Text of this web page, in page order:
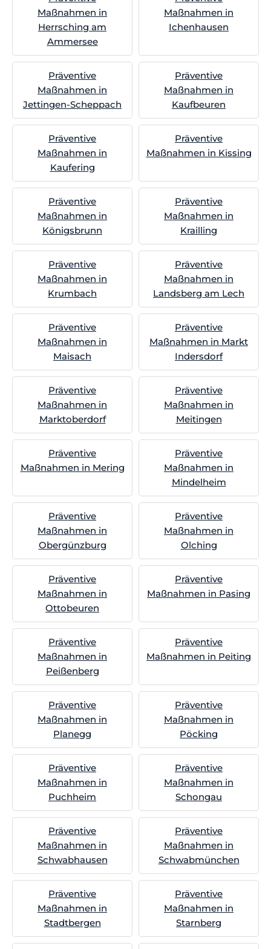
Maßnahmen in
Herrsching am
Ammersee
Maßnahmen in
Ichenhausen
Präventive
Maßnahmen in
Jettingen-Scheppach
Präventive
Maßnahmen in
Kaufbeuren
Präventive
Maßnahmen in
Kaufering
Präventive
Maßnahmen in Kissing
Präventive
Maßnahmen in
Königsbrunn
Präventive
Maßnahmen in
Krailling
Präventive
Maßnahmen in
Krumbach
Präventive
Maßnahmen in
Landsberg am Lech
Präventive
Maßnahmen in
Maisach
Präventive
Maßnahmen in Markt
Indersdorf
Präventive
Maßnahmen in
Marktoberdorf
Präventive
Maßnahmen in
Meitingen
Präventive
Maßnahmen in Mering
Präventive
Maßnahmen in
Mindelheim
Präventive
Maßnahmen in
Obergünzburg
Präventive
Maßnahmen in
Olching
Präventive
Maßnahmen in
Ottobeuren
Präventive
Maßnahmen in Pasing
Präventive
Maßnahmen in
Peißenberg
Präventive
Maßnahmen in Peiting
Präventive
Maßnahmen in
Planegg
Präventive
Maßnahmen in
Pöcking
Präventive
Maßnahmen in
Puchheim
Präventive
Maßnahmen in
Schongau
Präventive
Maßnahmen in
Schwabhausen
Präventive
Maßnahmen in
Schwabmünchen
Präventive
Maßnahmen in
Stadtbergen
Präventive
Maßnahmen in
Starnberg